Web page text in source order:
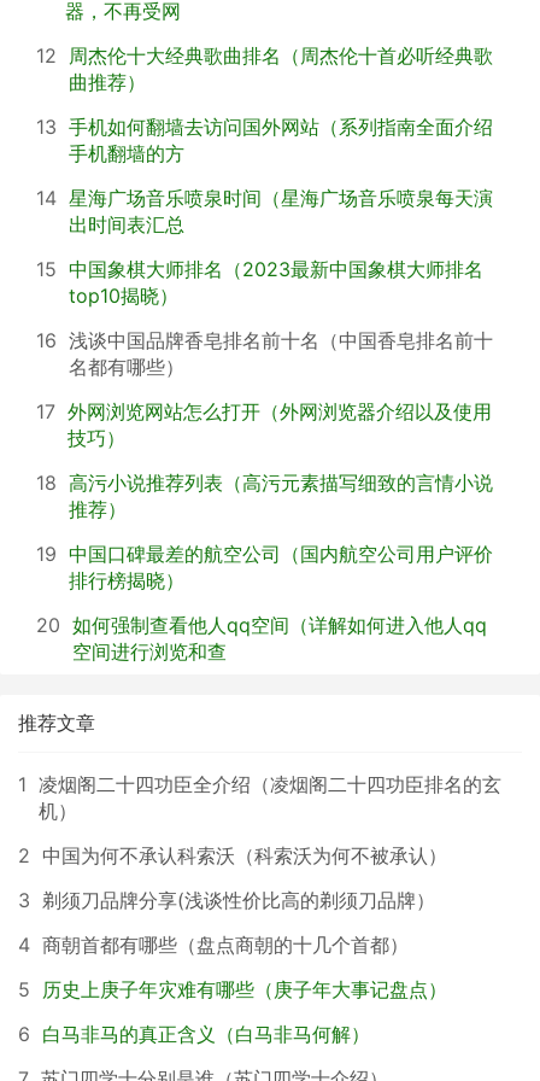
器，不再受网
12
周杰伦十大经典歌曲排名（周杰伦十首必听经典歌
曲推荐）
13 手机如何翻墙去访问国外网站（系列指南全面介绍
手机翻墙的方
14 星海广场音乐喷泉时间（星海广场音乐喷泉每天演
出时间表汇总
15 中国象棋大师排名（2023最新中国象棋大师排名
top10揭晓）
16 浅谈中国品牌香皂排名前十名（中国香皂排名前十
名都有哪些）
17 外网浏览网站怎么打开（外网浏览器介绍以及使用
技巧）
18 高污小说推荐列表（高污元素描写细致的言情小说
推荐）
19 中国口碑最差的航空公司（国内航空公司用户评价
排行榜揭晓）
20 如何强制查看他人qq空间（详解如何进入他人qq
空间进行浏览和查
推荐文章
1 凌烟阁二十四功臣全介绍（凌烟阁二十四功臣排名的玄
机）
2 中国为何不承认科索沃（科索沃为何不被承认）
3 剃须刀品牌分享(浅谈性价比高的剃须刀品牌）
4 商朝首都有哪些（盘点商朝的十几个首都）
5
历史上庚子年灾难有哪些（庚子年大事记盘点）
6 白马非马的真正含义（白马非马何解）